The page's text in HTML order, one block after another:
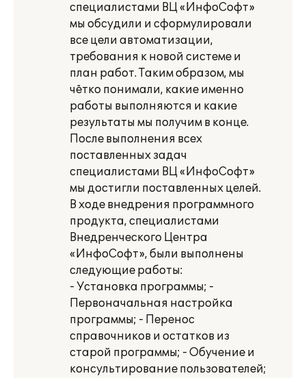
специалистами ВЦ «ИнфоСофт»
мы обсудили и сформулировали
все цели автоматизации,
требования к новой системе и
план работ. Таким образом, мы
чётко понимали, какие именно
работы выполняются и какие
результаты мы получим в конце.
После выполнения всех
поставленных задач
специалистами ВЦ «ИнфоСофт»
мы достигли поставленных целей.
В ходе внедрения программного
продукта, специалистами
Внедренческого Центра
«ИнфоСофт», были выполнены
следующие работы:
- Установка программы; -
Первоначальная настройка
программы; - Перенос
справочников и остатков из
старой программы; - Обучение и
консультирование пользователей;